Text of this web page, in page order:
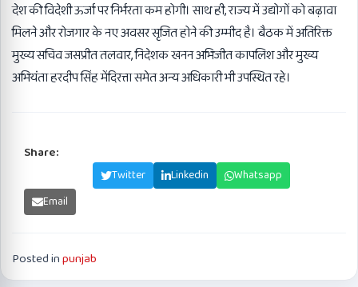
देश की विदेशी ऊर्जा पर निर्भरता कम होगी। साथ ही, राज्य में उद्योगों को बढ़ावा
मिलने और रोजगार के नए अवसर सृजित होने की उम्मीद है। बैठक में अतिरिक्त
मुख्य सचिव जसप्रीत तलवार, निदेशक खनन अभिजीत कापलिश और मुख्य
अभियंता हरदीप सिंह मेंदिरत्ता समेत अन्य अधिकारी भी उपस्थित रहे।
Share:
Twitter Linkedin
Whatsapp
Email
Posted inpunjab